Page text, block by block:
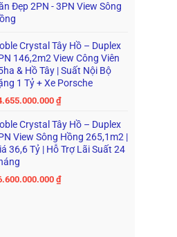
Đẹp 2PN - 3PN View Sông
Crystal Tây Hồ – Duplex
146,2m2 View Công Viên
& Hồ Tây | Suất Nội Bộ
1 Tỷ + Xe Porsche
₫
Crystal Tây Hồ – Duplex
View Sông Hồng 265,1m2 |
36,6 Tỷ | Hỗ Trợ Lãi Suất 24
₫